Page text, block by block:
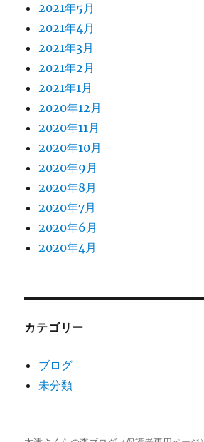
2021年5月
2021年4月
2021年3月
2021年2月
2021年1月
2020年12月
2020年11月
2020年10月
2020年9月
2020年8月
2020年7月
2020年6月
2020年4月
カテゴリー
ブログ
未分類